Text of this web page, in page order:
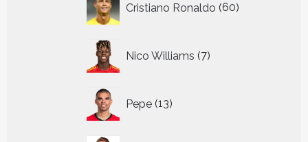
Cristiano Ronaldo 60
producten
Nico Williams 7
producten
Pepe 13
producten